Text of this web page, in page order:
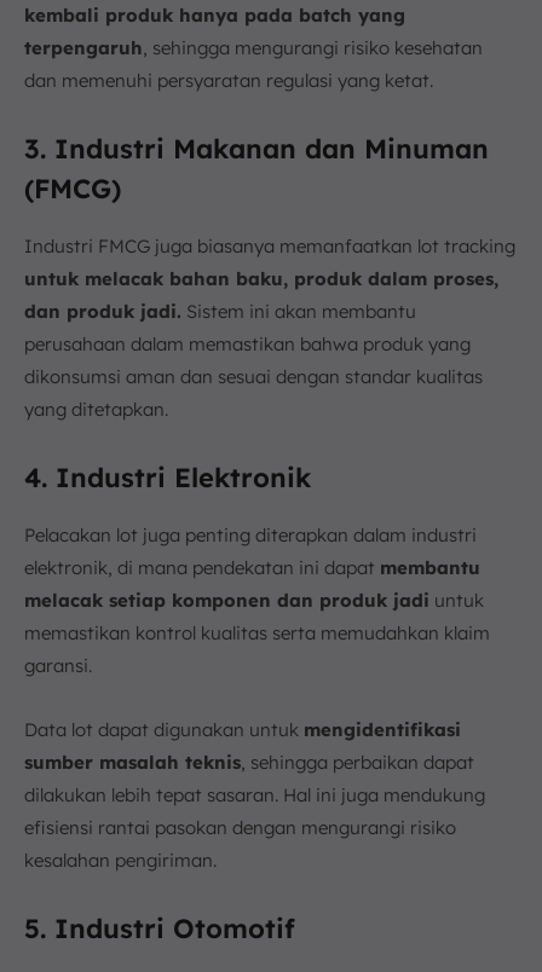
kembali produk hanya pada batch yang
terpengaruh , sehingga mengurangi risiko kesehatan
dan memenuhi persyaratan regulasi yang ketat.
3. Industri Makanan dan Minuman
(FMCG)
Industri FMCG juga biasanya memanfaatkan lot tracking
untuk melacak bahan baku, produk dalam proses,
dan produk jadi. Sistem ini akan membantu
perusahaan dalam memastikan bahwa produk yang
dikonsumsi aman dan sesuai dengan standar kualitas
yang ditetapkan.
4. Industri Elektronik
Pelacakan lot juga penting diterapkan dalam industri
elektronik, di mana pendekatan ini dapat membantu
melacak setiap komponen dan produk jadi untuk
memastikan kontrol kualitas serta memudahkan klaim
garansi.
Data lot dapat digunakan untuk mengidentifikasi
sumber masalah teknis , sehingga perbaikan dapat
dilakukan lebih tepat sasaran. Hal ini juga mendukung
efisiensi rantai pasokan dengan mengurangi risiko
kesalahan pengiriman.
5. Industri Otomotif